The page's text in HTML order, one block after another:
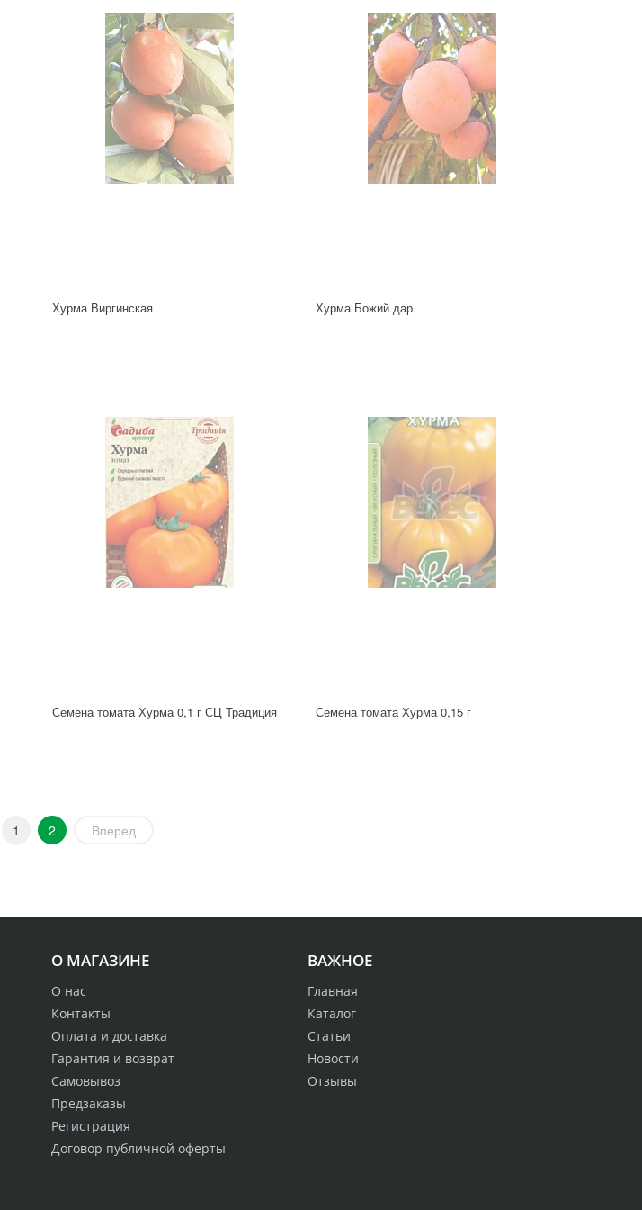
Хурма Виргинская Хурма Божий дар
Семена томата Хурма 0,1 г СЦ Традиция Семена томата Хурма 0,15 г
1 2 Вперед
О МАГАЗИНЕ
О нас
Контакты
Оплата и доставка
Гарантия и возврат
Самовывоз
Предзаказы
Регистрация
Договор публичной оферты
ВАЖНОЕ
Главная
Каталог
Статьи
Новости
Отзывы